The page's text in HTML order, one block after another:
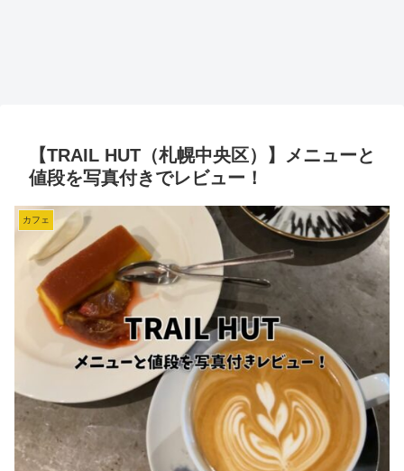
【TRAIL HUT（札幌中央区）】メニューと
値段を写真付きでレビュー！
カフェ